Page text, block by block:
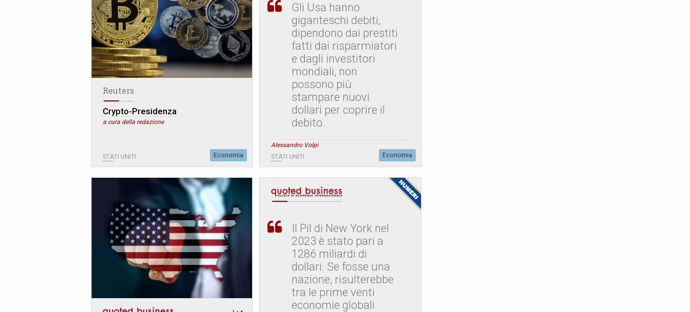
Reuters
Crypto-Presidenza
a cura della redazione
STATI UNITI Economia
Gli Usa hanno
giganteschi debiti,
dipendono dai prestiti
fatti dai risparmiatori
e dagli investitori
mondiali, non
possono più
stampare nuovi
dollari per coprire il
debito.
Alessandro Volpi
STATI UNITI Economia
Il Pil di New York nel
2023 è stato pari a
1286 miliardi di
dollari. Se fosse una
nazione, risulterebbe
tra le prime venti
economie globali.